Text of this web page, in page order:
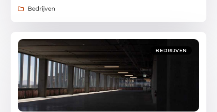
Bedrijven
BEDRIJVEN